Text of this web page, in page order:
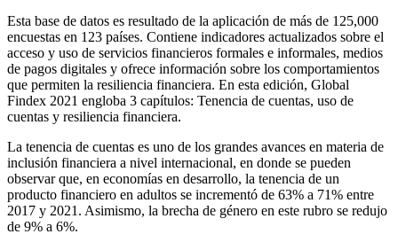
Esta base de datos es resultado de la aplicación de más de 125,000
encuestas en 123 países. Contiene indicadores actualizados sobre el
acceso y uso de servicios financieros formales e informales, medios
de pagos digitales y ofrece información sobre los comportamientos
que permiten la resiliencia financiera. En esta edición, Global
Findex 2021 engloba 3 capítulos: Tenencia de cuentas, uso de
cuentas y resiliencia financiera.
La tenencia de cuentas es uno de los grandes avances en materia de
inclusión financiera a nivel internacional, en donde se pueden
observar que, en economías en desarrollo, la tenencia de un
producto financiero en adultos se incrementó de 63% a 71% entre
2017 y 2021. Asimismo, la brecha de género en este rubro se redujo
de 9% a 6%.